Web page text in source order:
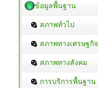
ข้อมูลพื้นฐาน
สภาพทั่วไป
สภาพทางเศรษฐกิจ
สภาพทางสังคม
การบริการพื้นฐาน